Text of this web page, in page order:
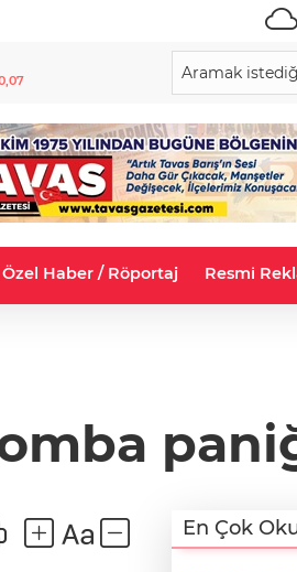
CHF
58,5873 %-0,57
Özel Haber / Röportaj Resmi
En Çok